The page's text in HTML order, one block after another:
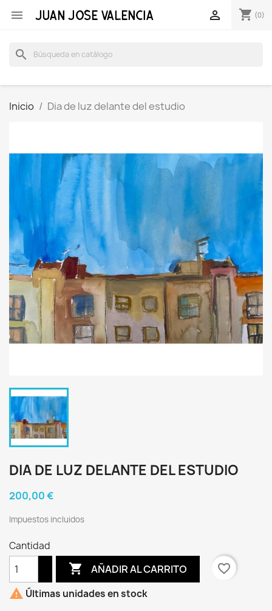
 shopping_cart (0)

search
Inicio Dia de luz delante del estudio
DIA DE LUZ DELANTE DEL ESTUDIO
200,00 €
Impuestos incluidos
Cantidad
 AÑADIR AL CARRITO
favorite_border
 Últimas unidades en stock